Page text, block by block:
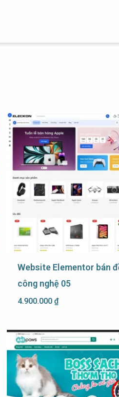
Website Elementor bán
công nghệ 05
4.900.000 ₫